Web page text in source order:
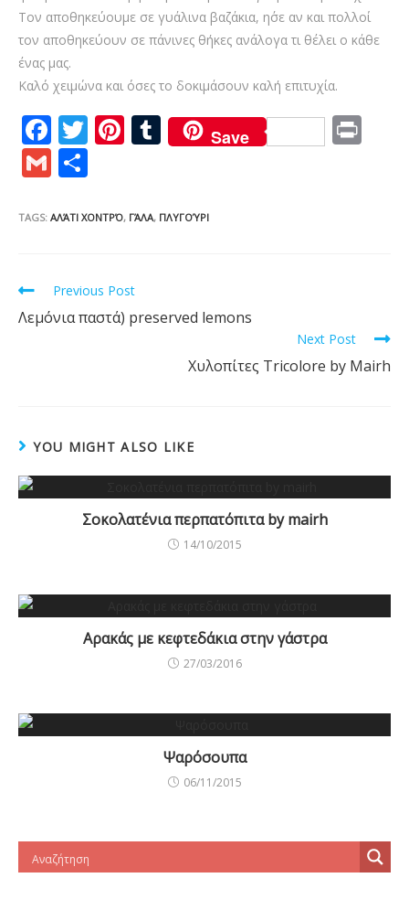
Τον αποθηκεύουμε σε γυάλινα βαζάκια, η΄σε αν και πολλοί
τον αποθηκεύουν σε πάνινες θήκες ανάλογα τι θέλει ο κάθε
ένας μας.
Καλό χειμώνα και όσες το δοκιμάσουν καλή επιτυχία.
F
ac
e
b
o
k
T
er
Pi
e
T
u
bl
Save
G
ai ar
TAGS: ΑΛΆΤΙ ΧΟΝΤΡΌ, ΓΆΛΑ, ΠΛΥΓΟΎΡΙ
Read
articles
Previous Post
Λεμόνια παστά) preserved lemons
Next Post
Χυλοπίτες Tricolore by Mairh
YOU MIGHT ALSO LIKE
Σοκολατένια περπατόπιτα by mairh
14/10/2015
Αρακάς με κεφτεδάκια στην γάστρα
27/03/2016
Ψαρόσουπα
06/11/2015